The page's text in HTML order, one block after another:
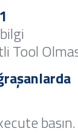
Tool
basın.